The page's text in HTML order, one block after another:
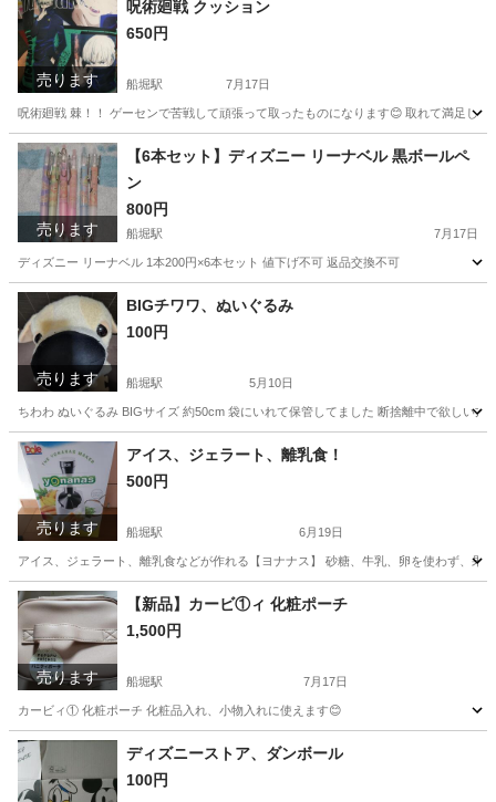
売ります
呪術廻戦 クッション
650円
船堀駅 7月17日
呪術廻戦 棘！！ ゲーセンで苦戦して頑張って取ったものになります😊 取れて満足し
東京 江戸川区 船堀駅 その他 呪術廻戦
売ります
【6本セット】ディズニー リーナベル 黒ボールペ
ン
800円
船堀駅 7月17日
ディズニー リーナベル 1本200円×6本セット 値下げ不可 返品交換不可
東京 江戸川区 船堀駅 その他 リーナベル
売ります
BIGチワワ、ぬいぐるみ
100円
船堀駅 5月10日
ちわわ ぬいぐるみ BIGサイズ 約50cm 袋にいれて保管してました 断捨離中で欲しい方
東京 江戸川区 船堀駅 その他
売ります
アイス、ジェラート、離乳食！
500円
船堀駅 6月19日
アイス、ジェラート、離乳食などが作れる【ヨナナス】 砂糖、牛乳、卵を使わず、果
東京 江戸川区 船堀駅 その他 アイス
売ります
【新品】カービ①ィ 化粧ポーチ
1,500円
船堀駅 7月17日
カービィ① 化粧ポーチ 化粧品入れ、小物入れに使えます😊
東京 江戸川区 船堀駅 その他 カービィ
ディズニーストア、ダンボール
100円